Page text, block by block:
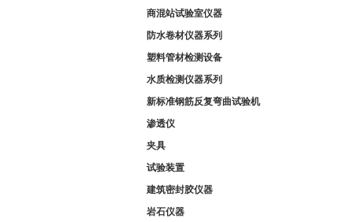
商混站试验室仪器
防水卷材仪器系列
塑料管材检测设备
水质检测仪器系列
新标准钢筋反复弯曲试验机
渗透仪
夹具
试验装置
建筑密封胶仪器
岩石仪器